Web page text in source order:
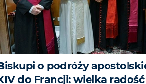
o podróży
do Francji: wielka radość